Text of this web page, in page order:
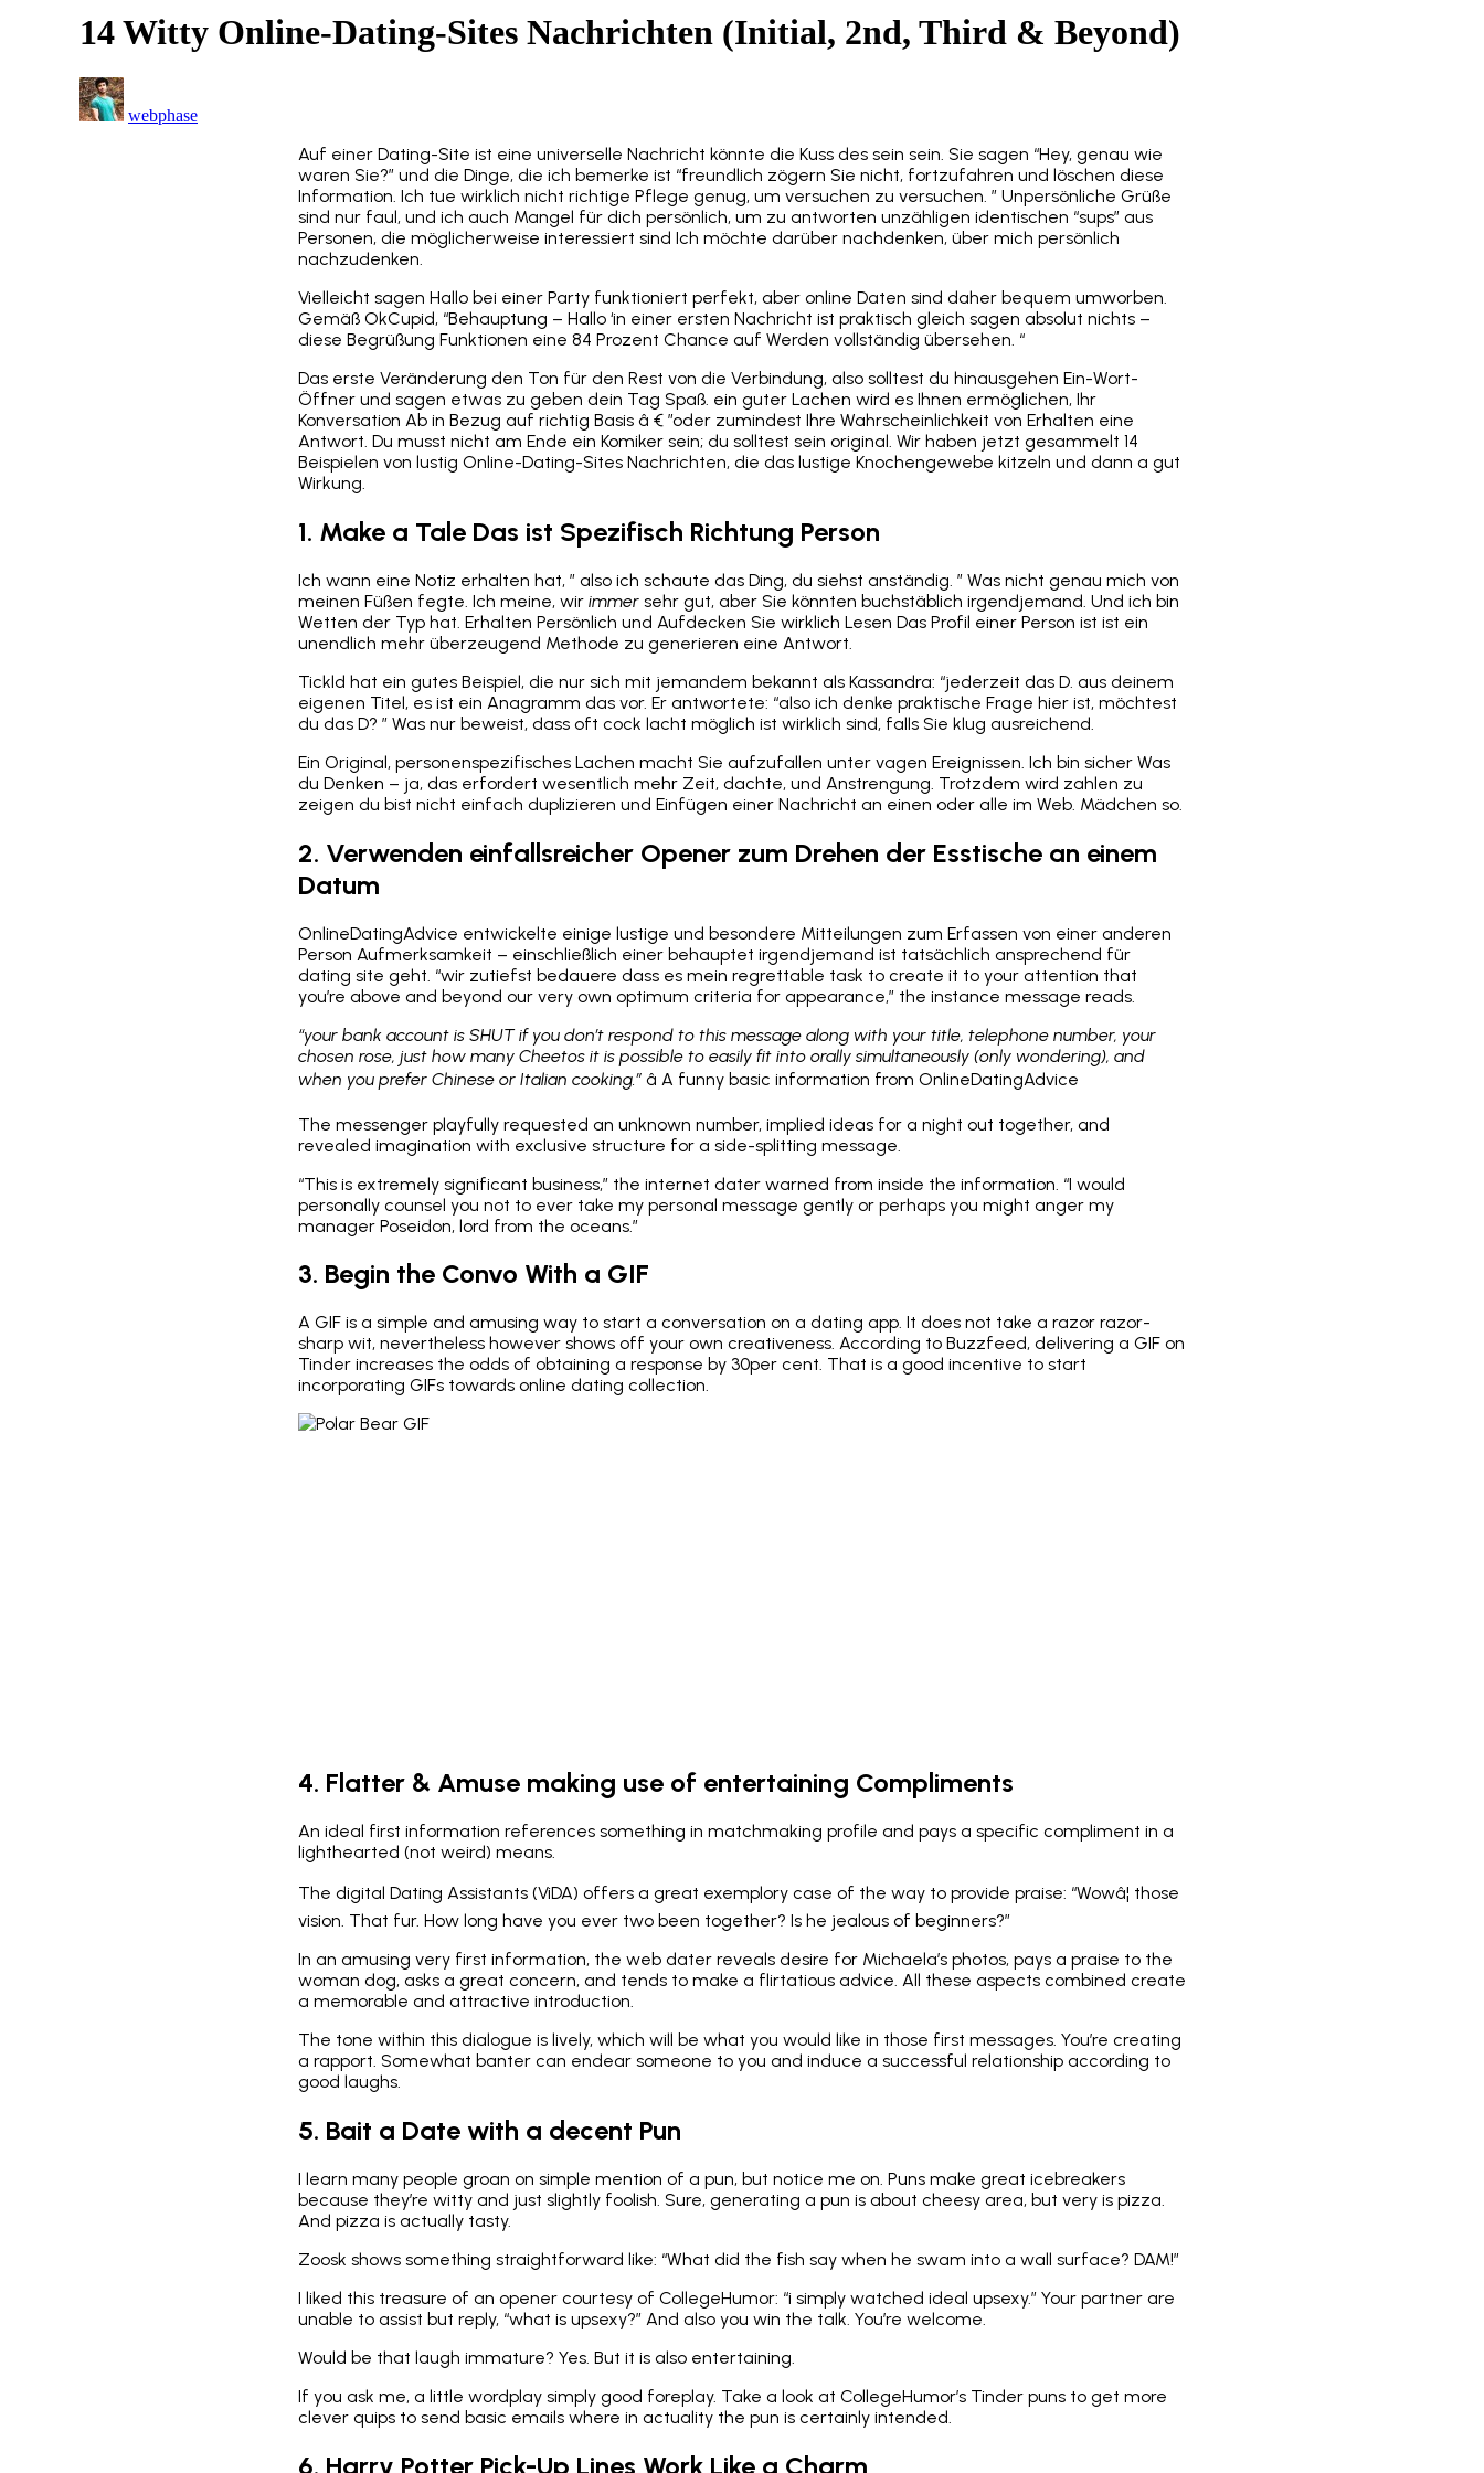
14 Witty Online-Dating-Sites Nachrichten (Initial, 2nd, Third & Beyond)
webphase
Auf einer Dating-Site ist eine universelle Nachricht könnte die Kuss des sein sein. Sie sagen “Hey, genau wie
waren Sie?” und die Dinge, die ich bemerke ist “freundlich zögern Sie nicht, fortzufahren und löschen diese
Information. Ich tue wirklich nicht richtige Pflege genug, um versuchen zu versuchen. ” Unpersönliche Grüße
sind nur faul, und ich auch Mangel für dich persönlich, um zu antworten unzähligen identischen “sups” aus
Personen, die möglicherweise interessiert sind Ich möchte darüber nachdenken, über mich persönlich
nachzudenken.
Vielleicht sagen Hallo bei einer Party funktioniert perfekt, aber online Daten sind daher bequem umworben.
Gemäß OkCupid, “Behauptung – Hallo ‘in einer ersten Nachricht ist praktisch gleich sagen absolut nichts –
diese Begrüßung Funktionen eine 84 Prozent Chance auf Werden vollständig übersehen. “
Das erste Veränderung den Ton für den Rest von die Verbindung, also solltest du hinausgehen Ein-Wort-
Öffner und sagen etwas zu geben dein Tag Spaß. ein guter Lachen wird es Ihnen ermöglichen, Ihr
Konversation Ab in Bezug auf richtig Basis â € ”oder zumindest Ihre Wahrscheinlichkeit von Erhalten eine
Antwort. Du musst nicht am Ende ein Komiker sein; du solltest sein original. Wir haben jetzt gesammelt 14
Beispielen von lustig Online-Dating-Sites Nachrichten, die das lustige Knochengewebe kitzeln und dann a gut
Wirkung.
1. Make a Tale Das ist Spezifisch Richtung Person
Ich wann eine Notiz erhalten hat, ” also ich schaute das Ding, du siehst anständig. ” Was nicht genau mich von
meinen Füßen fegte. Ich meine, wir immer sehr gut, aber Sie könnten buchstäblich irgendjemand. Und ich bin
Wetten der Typ hat. Erhalten Persönlich und Aufdecken Sie wirklich Lesen Das Profil einer Person ist ist ein
unendlich mehr überzeugend Methode zu generieren eine Antwort.
Tickld hat ein gutes Beispiel, die nur sich mit jemandem bekannt als Kassandra: “jederzeit das D. aus deinem
eigenen Titel, es ist ein Anagramm das vor. Er antwortete: “also ich denke praktische Frage hier ist, möchtest
du das D? ” Was nur beweist, dass oft cock lacht möglich ist wirklich sind, falls Sie klug ausreichend.
Ein Original, personenspezifisches Lachen macht Sie aufzufallen unter vagen Ereignissen. Ich bin sicher Was
du Denken – ja, das erfordert wesentlich mehr Zeit, dachte, und Anstrengung. Trotzdem wird zahlen zu
zeigen du bist nicht einfach duplizieren und Einfügen einer Nachricht an einen oder alle im Web. Mädchen so.
2. Verwenden einfallsreicher Opener zum Drehen der Esstische an einem
Datum
OnlineDatingAdvice entwickelte einige lustige und besondere Mitteilungen zum Erfassen von einer anderen
Person Aufmerksamkeit – einschließlich einer behauptet irgendjemand ist tatsächlich ansprechend für
dating site geht. “wir zutiefst bedauere dass es mein regrettable task to create it to your attention that
you’re above and beyond our very own optimum criteria for appearance,” the instance message reads.
“your bank account is SHUT if you don’t respond to this message along with your title, telephone number, your
chosen rose, just how many Cheetos it is possible to easily fit into orally simultaneously (only wondering), and
when you prefer Chinese or Italian cooking.” â A funny basic information from OnlineDatingAdvice
The messenger playfully requested an unknown number, implied ideas for a night out together, and
revealed imagination with exclusive structure for a side-splitting message.
“This is extremely significant business,” the internet dater warned from inside the information. “I would
personally counsel you not to ever take my personal message gently or perhaps you might anger my
manager Poseidon, lord from the oceans.”
3. Begin the Convo With a GIF
A GIF is a simple and amusing way to start a conversation on a dating app. It does not take a razor razor-
sharp wit, nevertheless however shows off your own creativeness. According to Buzzfeed, delivering a GIF on
Tinder increases the odds of obtaining a response by 30per cent. That is a good incentive to start
incorporating GIFs towards online dating collection.
4. Flatter & Amuse making use of entertaining Compliments
An ideal first information references something in matchmaking profile and pays a specific compliment in a
lighthearted (not weird) means.
The digital Dating Assistants (ViDA) offers a great exemplory case of the way to provide praise: “Wowâ¦ those
vision. That fur. How long have you ever two been together? Is he jealous of beginners?”
In an amusing very first information, the web dater reveals desire for Michaela’s photos, pays a praise to the
woman dog, asks a great concern, and tends to make a flirtatious advice. All these aspects combined create
a memorable and attractive introduction.
The tone within this dialogue is lively, which will be what you would like in those first messages. You’re creating
a rapport. Somewhat banter can endear someone to you and induce a successful relationship according to
good laughs.
5. Bait a Date with a decent Pun
I learn many people groan on simple mention of a pun, but notice me on. Puns make great icebreakers
because they’re witty and just slightly foolish. Sure, generating a pun is about cheesy area, but very is pizza.
And pizza is actually tasty.
Zoosk shows something straightforward like: “What did the fish say when he swam into a wall surface? DAM!”
I liked this treasure of an opener courtesy of CollegeHumor: “i simply watched ideal upsexy.” Your partner are
unable to assist but reply, “what is upsexy?” And also you win the talk. You’re welcome.
Would be that laugh immature? Yes. But it is also entertaining.
If you ask me, a little wordplay simply good foreplay. Take a look at CollegeHumor’s Tinder puns to get more
clever quips to send basic emails where in actuality the pun is certainly intended.
6. Harry Potter Pick-Up Lines Work Like a Charm